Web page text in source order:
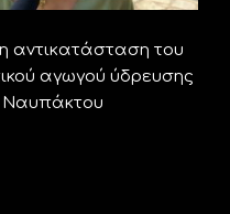
αντικατάσταση του
αγωγού ύδρευσης